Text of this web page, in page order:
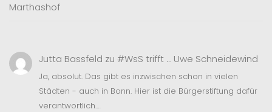
Marthashof
Jutta Bassfeld zu #WsS trifft … Uwe Schneidewind
Ja, absolut. Das gibt es inzwischen schon in vielen
Städten - auch in Bonn. Hier ist die Bürgerstiftung dafür
verantwortlich.…